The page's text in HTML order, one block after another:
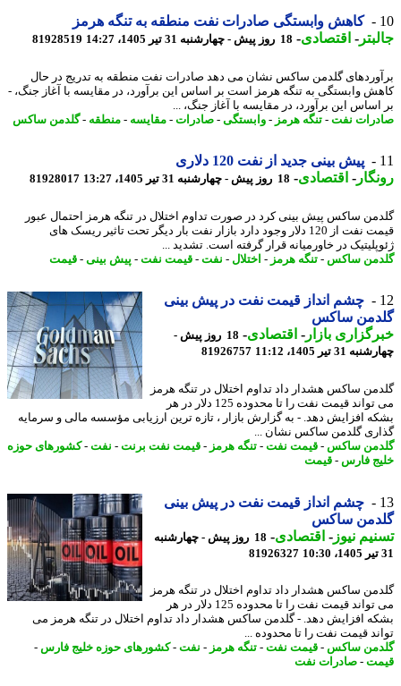
کاهش وابستگی صادرات نفت منطقه به تنگه هرمز
-اقتصادی-18 روز پیش - چهارشنبه 31 تیر 1405، 14:27 81928519
گلدمن ساکس نشان می دهد صادرات نفت منطقه به تدریج در حال
وابستگی به تنگه هرمز است بر اساس این برآورد، در مقایسه با آغاز جنگ، -
این برآورد، در مقایسه با آغاز جنگ، ...
نفت -تنگه هرمز- وابستگی-صادرات- مقایسه-منطقه-گلدمن ساکس
پیش بینی جدید از نفت 120 دلاری
-اقتصادی-18 روز پیش - چهارشنبه 31 تیر 1405، 13:27 81928017
ساکس پیش بینی کرد در صورت تداوم اختلال در تنگه هرمز احتمال عبور
قیمت نفت از 120 دلار وجود دارد بازار نفت بار دیگر تحت تاثیر ریسک های
در خاورمیانه قرار گرفته است. تشدید ...
ساکس-تنگه هرمز- اختلال-نفت -قیمت نفت -پیش بینی -قیمت
چشم انداز قیمت نفت در پیش بینی
ساکس
بازار- اقتصادی-
18 روز پیش -
31 تیر 1405، 11:12
81926757
ساکس هشدار داد تداوم اختلال در تنگه هرمز
می تواند قیمت نفت را تا محدوده 125 دلار در هر
افزایش دهد. - به گزارش بازار ، تازه ترین ارزیابی مؤسسه مالی و سرمایه
گلدمن ساکس نشان ...
ساکس-قیمت نفت -تنگه هرمز- قیمت نفت برنت-نفت -کشورهای حوزه
فارس-قیمت
چشم انداز قیمت نفت در پیش بینی
ساکس
نیوز-اقتصادی-
18 روز پیش - چهارشنبه
81926327
ساکس هشدار داد تداوم اختلال در تنگه هرمز
می تواند قیمت نفت را تا محدوده 125 دلار در هر
افزایش دهد. - گلدمن ساکس هشدار داد تداوم اختلال در تنگه هرمز می
قیمت نفت را تا محدوده ...
ساکس-قیمت نفت -تنگه هرمز- نفت -کشورهای حوزه خلیج فارس-
-صادرات نفت